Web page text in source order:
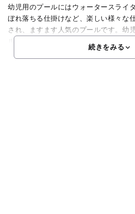
幼児用のプールにはウォータースライ
ぼれ落ちる仕掛けなど、楽しい様々な
され、ますます人気のプールです。幼
続きをみる